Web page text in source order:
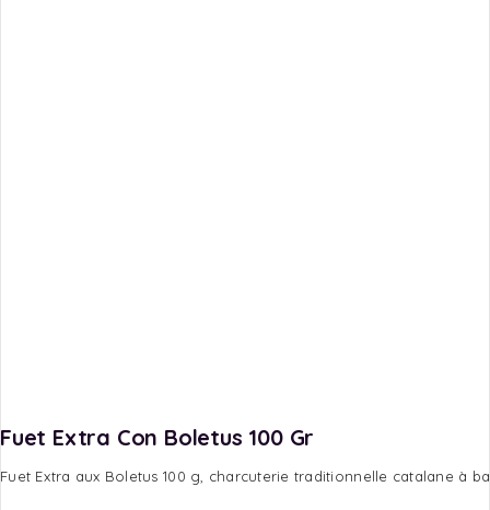
Fuet Extra Con Boletus 100 Gr
Fuet Extra aux Boletus 100 g, charcuterie traditionnelle catalane à